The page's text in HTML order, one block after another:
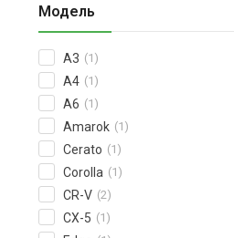
Модель
A3 (1)
A4 (1)
A6 (1)
Amarok (1)
Cerato (1)
Corolla (1)
CR-V (2)
CX-5 (1)